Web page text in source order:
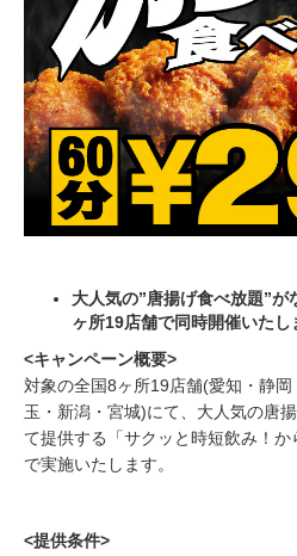
大人気の”唐揚げ食べ放題”
ヶ所19店舗で同時開催いたし
<キャンペーン概要>
対象の全国8ヶ所19店舗(愛知・静
玉・新潟・宮城)にて、大人気の唐
て提供する「サクッと時短飲み！
で実施いたします。
<提供条件>